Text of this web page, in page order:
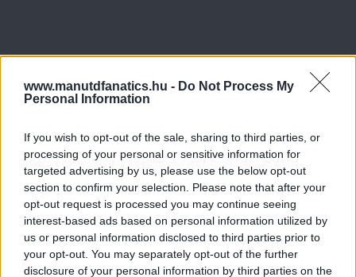
www.manutdfanatics.hu - Do Not Process My
Personal Information
If you wish to opt-out of the sale, sharing to third parties, or
processing of your personal or sensitive information for
targeted advertising by us, please use the below opt-out
section to confirm your selection. Please note that after your
opt-out request is processed you may continue seeing
interest-based ads based on personal information utilized by
us or personal information disclosed to third parties prior to
your opt-out. You may separately opt-out of the further
disclosure of your personal information by third parties on the